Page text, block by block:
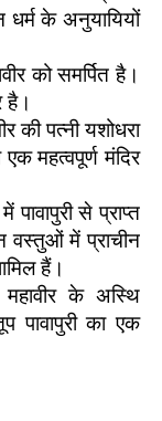
के अनुयायियों
को समर्पित है।
है।
की पत्नी यशोधरा
एक महत्वपूर्ण मंदिर
से प्राप्त
वस्तुओं में प्राचीन
हैं।
के अस्थि
पावापुरी का एक